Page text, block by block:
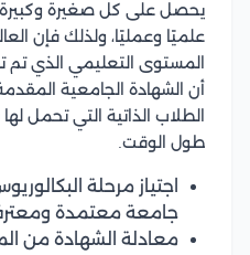
يحصل على كل صغيرة وكبيرة
علميًا وعمليًا، ولذلك فإن
المستوى التعليمي الذي تم
أن
الشهادة الجامعية
الطلاب الذاتية التي
طول الوقت.
اجتياز مرحلة
جامعة معتمدة
معادلة الشهادة من